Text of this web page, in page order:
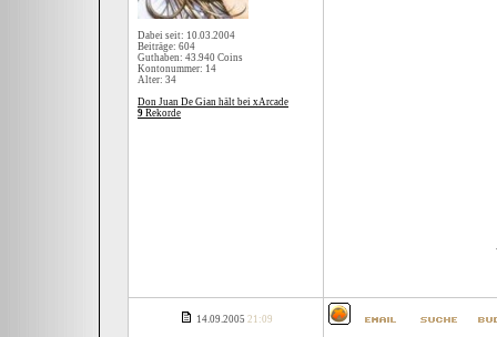
Dabei seit: 10.03.2004
Beiträge: 604
Guthaben: 43.940 Coins
Kontonummer: 14
Alter: 34
Don Juan De Gian hält bei xArcade
9 Rekorde
14.09.2005 21:09